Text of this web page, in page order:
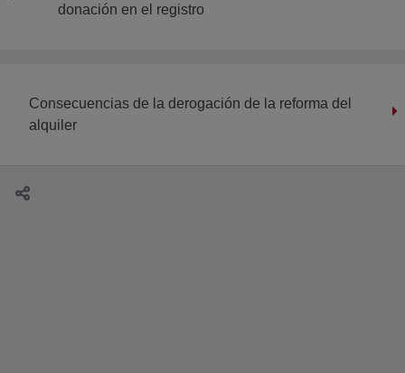
donación en el registro
Consecuencias de la derogación de la reforma del
alquiler